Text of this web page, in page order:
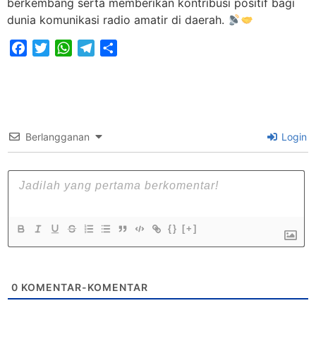
berkembang serta memberikan kontribusi positif bagi
dunia komunikasi radio amatir di daerah.
FacebookTwitterWhatsAppTelegram
Berlangganan Login
{} [+]
0 KOMENTAR-KOMENTAR